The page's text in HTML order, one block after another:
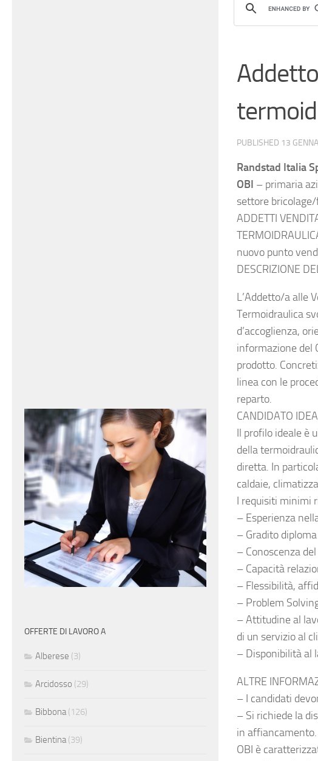
PUBLISHED 13
Randstad Italia
OBI – primaria
settore
ADDETTI
nuovo punto
DESCRIZIONE
L’Addetto/a alle
Termoidraulica
d’accoglienza,
informazione del
prodotto.
linea con le
reparto.
CANDIDATO
Il profilo ideale è
della
diretta. In
caldaie,
I requisiti minimi
– Esperienza
– Gradito
– Conoscenza
– Capacità
– Flessibilità,
– Problem
– Attitudine al
di un servizio al
– Disponibilità al
ALTRE
– I candidati
– Si richiede la
in affiancamento.
OBI è
OFFERTE DI LAVORO A
Alberese (3)
Arcidosso (29)
Bibbona(126)
Bientina(39)